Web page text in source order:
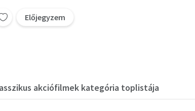
Előjegyzem
akciófilmek kategória toplistája